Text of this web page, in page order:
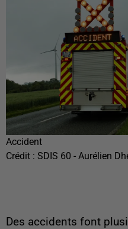
Accident
Crédit : SDIS 60 - Aurélien
Des accidents font